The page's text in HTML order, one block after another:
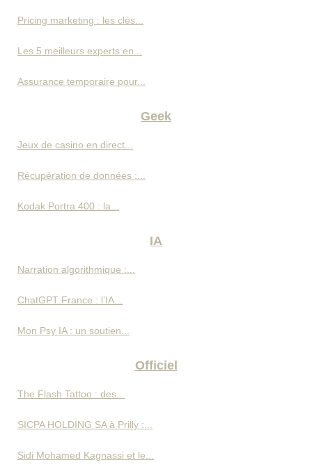
Pricing marketing : les clés...
Les 5 meilleurs experts en...
Assurance temporaire pour...
Geek
Jeux de casino en direct...
Récupération de données :...
Kodak Portra 400 : la...
IA
Narration algorithmique :...
ChatGPT France : l’IA...
Mon Psy IA : un soutien...
Officiel
The Flash Tattoo : des...
SICPA HOLDING SA à Prilly :...
Sidi Mohamed Kagnassi et le...